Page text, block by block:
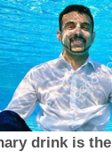
drink is